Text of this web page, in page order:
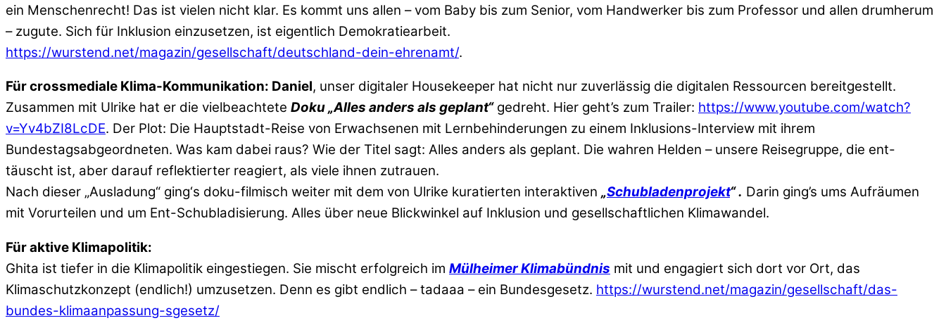
ein Menschenrecht! Das ist vielen nicht klar. Es kommt uns allen – vom Baby bis zum Senior, vom Handwerker bis zum Professor und allen drumherum
– zugute. Sich für Inklusion einzusetzen, ist eigentlich Demokratiearbeit.
https://wurstend.net/magazin/gesellschaft/deutschland-dein-ehrenamt/.
Für crossmediale Klima-Kommunikation: Daniel, unser digitaler Housekeeper hat nicht nur zuverlässig die digitalen Ressourcen bereitgestellt.
Zusammen mit Ulrike hat er die vielbeachtete Doku „Alles anders als geplant“gedreht. Hier geht’s zum Trailer: https://www.youtube.com/watch?
v=Yv4bZI8LcDE. Der Plot: Die Hauptstadt-Reise von Erwachsenen mit Lernbehinderungen zu einem Inklusions-Interview mit ihrem
Bundestagsabgeordneten. Was kam dabei raus? Wie der Titel sagt: Alles anders als geplant. Die wahren Helden – unsere Reisegruppe, die ent-
täuscht ist, aber darauf reflektierter reagiert, als viele ihnen zutrauen.
Nach dieser „Ausladung“ ging‘s doku-filmisch weiter mit dem von Ulrike kuratierten interaktiven „Schubladenprojekt“. Darin ging’s ums Aufräumen
mit Vorurteilen und um Ent-Schubladisierung. Alles über neue Blickwinkel auf Inklusion und gesellschaftlichen Klimawandel.
Für aktive Klimapolitik:
Ghita ist tiefer in die Klimapolitik eingestiegen. Sie mischt erfolgreich im Mülheimer Klimabündnis mit und engagiert sich dort vor Ort, das
Klimaschutzkonzept (endlich!) umzusetzen. Denn es gibt endlich – tadaaa – ein Bundesgesetz. https://wurstend.net/magazin/gesellschaft/das-
bundes-klimaanpassung-sgesetz/